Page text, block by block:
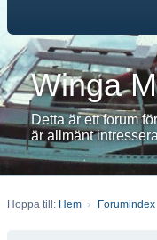
Winga
Detta är ett forum
är allmänt
Hoppa till: Hem Forumindex